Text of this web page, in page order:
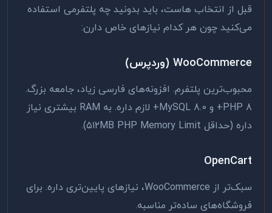
قبل از انتخاب هاست، باید بدونید چه پلتفرمی استفاده
می‌کنید چون هر کدام نیازهای خاص دارن:
WooCommerce (وردپرس)
محبوب‌ترین پلتفرم. افزونه‌های فارسی زیاد، جامعه بزرگ.
PHP 8+ و MySQL 8.0+ لازم داره. به RAM بیشتری نیاز
داره (حداقل ۵۱۲MB PHP Memory Limit).
OpenCart
سبک‌تر از WooCommerce، نیازهای پایین‌تری داره. برای
فروشگاه‌های ساده‌تر مناسبه.